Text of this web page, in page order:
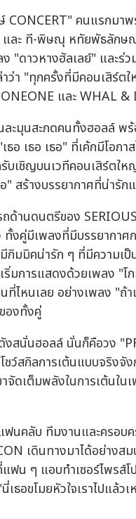
คนแรกมาพ
และ ที-พิษณุ หทัยพัธลัก
ดาวหางฮัลเลย์" และร่ว
ว่า "ทุกครั้งที่มีคอนเสิร์ต
และ WHAL &
ะมุนสะกดคนทั้งฮอลล์ พ
อ เธอ เธอ" ที่เค้กมีโอก
เชิญบนเวทีคอนเสิร์ตใ
สร้างบรรยากาศที่น่ารัก
ด้านดนตรีของ
งคู่มีเพลงที่มีบรรยากาศ
มมิคน่ารัก ๆ ที่มีความเป็
มการแสดงด้วยเพลง "โ
ไหนเลย อย่างเพลง "ถ้
องทั้งคู่
งสนั่นฮอลล์ นั่นก็คือวง
ชว์สกิลการเต้นแบบจริง
ดเต็มพลังในการเต้นใน
ฟนคลับ ทีมงานและครอ
เดินทางมาได้อย่างส
น ๆ แอบทำเซอร์ไพรส์โ
ขโมยหัวใจเราไปแล้วเ